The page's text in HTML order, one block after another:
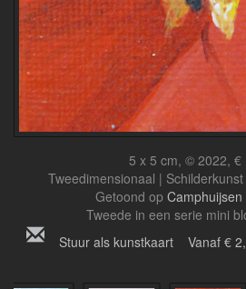
5 x 5 cm, © 2022, €
Tweedimensionaal |
Getoond op
Tweede in een serie mini
Stuur als kunstkaart Vanaf €